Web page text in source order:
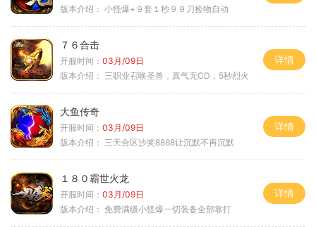
版本介绍： 小怪爆+９套１秒９９刀捡物自动
７６合击
开服时间： 03月/09日
版本介绍： 三职业召唤圣兽，真气无CD，5秒烈火
详情
大鱼传奇
开服时间： 03月/09日
版本介绍： 三天合区沙奖8888让沉默不再沉默
详情
１８０霸世火龙
开服时间： 03月/09日
版本介绍： 免费满级小怪爆一切装备全部靠打
详情